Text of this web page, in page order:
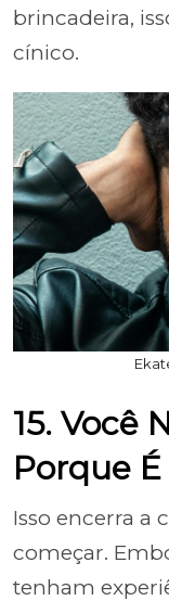
brincadeira,
cínico.
15. Você
Porque
Isso encerra a
começar.
tenham